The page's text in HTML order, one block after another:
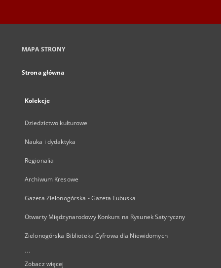
MAPA STRONY
Strona główna
Kolekcje
Dziedzictwo kulturowe
Nauka i dydaktyka
Regionalia
Archiwum Kresowe
Gazeta Zielonogórska - Gazeta Lubuska
Otwarty Międzynarodowy Konkurs na Rysunek Satyryczny
Zielonogórska Biblioteka Cyfrowa dla Niewidomych
...
Zobacz więcej